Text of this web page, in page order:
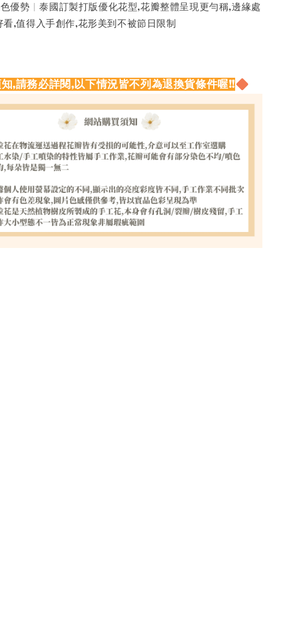
優勢 | 泰國訂製打版優化花型,花瓣整體呈現更勻稱,邊緣處
看,值得入手創作,花形美到不被節日限制
,請務必詳閱,以下情況皆不列為退換貨條件喔!!